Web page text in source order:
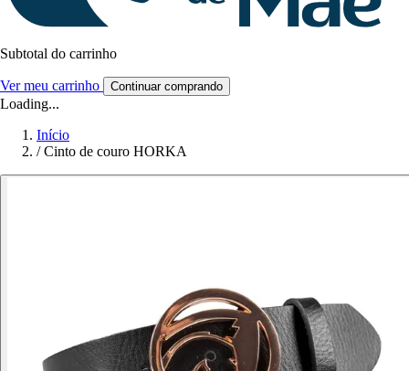
Subtotal do carrinho
Ver meu carrinho Continuar comprando
Loading...
Início
/ Cinto de couro HORKA